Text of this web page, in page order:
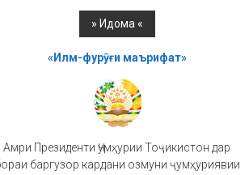
«Илм-фурӯғи маърифат»
Амри Президенти Ҷумҳурии Тоҷикистон дар
баргузор кардани озмуни ҷумҳуриявии